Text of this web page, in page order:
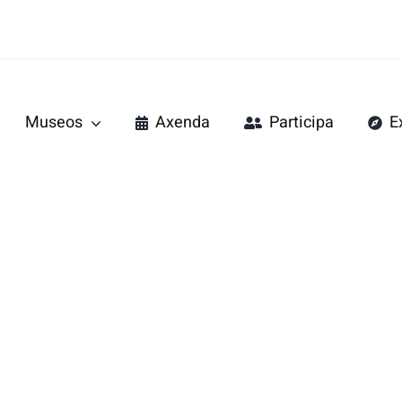
Museos Axenda Participa